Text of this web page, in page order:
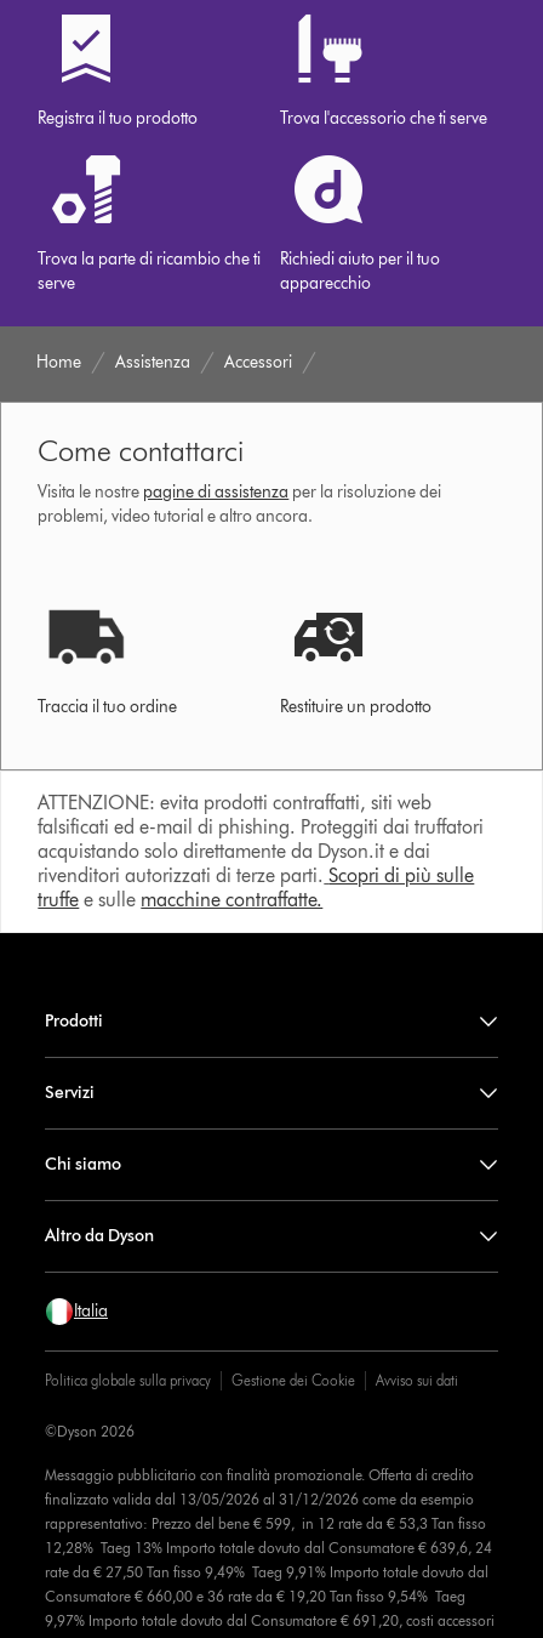
Registra il tuo prodotto Trova l'accessorio che ti serve
Trova la parte di ricambio che ti
serve
Richiedi aiuto per il tuo
apparecchio
Home Assistenza Accessori
Come contattarci
Visita le nostre pagine di assistenza per la risoluzione dei
problemi, video tutorial e altro ancora.
Traccia il tuo ordine Restituire un prodotto
ATTENZIONE: evita prodotti contraffatti, siti web
falsificati ed e-mail di phishing. Proteggiti dai truffatori
acquistando solo direttamente da Dyson.it e dai
rivenditori autorizzati di terze parti. Scopri di più sulle
truffe e sulle macchine contraffatte.
Prodotti
Servizi
Chi siamo
Altro da Dyson
Italia
Politica globale sulla privacy Gestione dei Cookie Avviso sui dati
Messaggio pubblicitario con finalità promozionale. Offerta di credito
finalizzato valida dal 13/05/2026 al 31/12/2026 come da esempio
rappresentativo: Prezzo del bene € 599, in 12 rate da € 53,3 Tan fisso
12,28% Taeg 13% Importo totale dovuto dal Consumatore € 639,6, 24
rate da € 27,50 Tan fisso 9,49% Taeg 9,91% Importo totale dovuto dal
Consumatore € 660,00 e 36 rate da € 19,20 Tan fisso 9,54% Taeg
9,97% Importo totale dovuto dal Consumatore € 691,20, costi accessori
©Dyson 2026